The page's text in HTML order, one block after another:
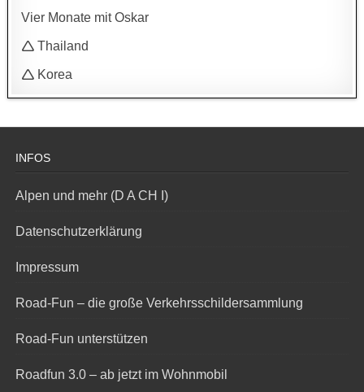
Vier Monate mit Oskar
🛆 Thailand
🛆 Korea
INFOS
Alpen und mehr (D A CH I)
Datenschutzerklärung
Impressum
Road-Fun – die große Verkehrsschildersammlung
Road-Fun unterstützen
Roadfun 3.0 – ab jetzt im Wohnmobil